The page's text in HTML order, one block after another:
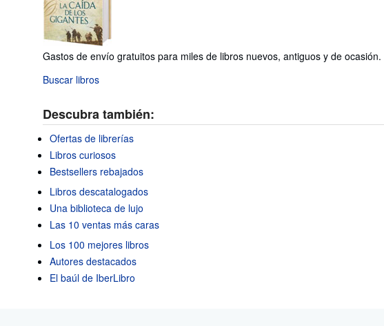
Gastos de envío gratuitos para miles de libros nuevos, antiguos y de
Buscar libros
Descubra también:
Ofertas de librerías
Libros curiosos
Bestsellers rebajados
Libros descatalogados
Una biblioteca de lujo
Las 10 ventas más caras
Los 100 mejores libros
Autores destacados
El baúl de IberLibro